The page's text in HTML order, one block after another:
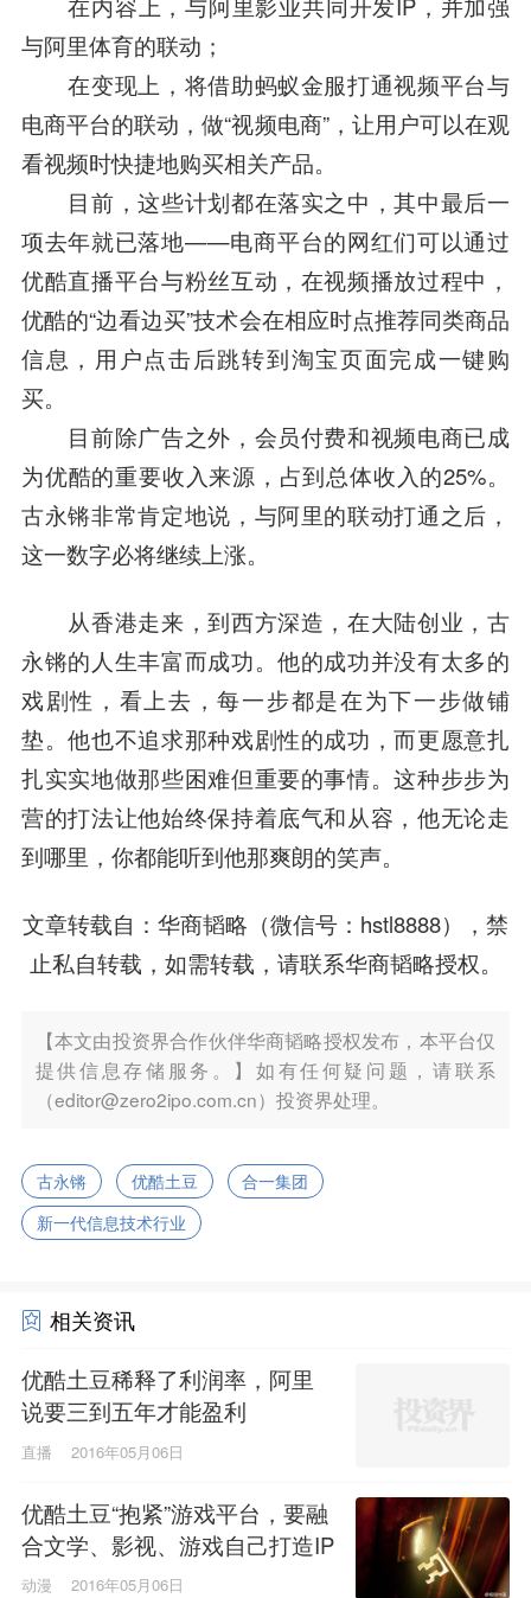
在内容上，与阿里影业共同开发IP，并加强
与阿里体育的联动；
在变现上，将借助蚂蚁金服打通视频平台与
电商平台的联动，做“视频电商”，让用户可以在观
看视频时快捷地购买相关产品。
目前，这些计划都在落实之中，其中最后一
项去年就已落地——电商平台的网红们可以通过
优酷直播平台与粉丝互动，在视频播放过程中，
优酷的“边看边买”技术会在相应时点推荐同类商品
信息，用户点击后跳转到淘宝页面完成一键购
买。
目前除广告之外，会员付费和视频电商已成
为优酷的重要收入来源，占到总体收入的25%。
古永锵非常肯定地说，与阿里的联动打通之后，
这一数字必将继续上涨。
从香港走来，到西方深造，在大陆创业，古
永锵的人生丰富而成功。他的成功并没有太多的
戏剧性，看上去，每一步都是在为下一步做铺
垫。他也不追求那种戏剧性的成功，而更愿意扎
扎实实地做那些困难但重要的事情。这种步步为
营的打法让他始终保持着底气和从容，他无论走
到哪里，你都能听到他那爽朗的笑声。
文章转载自：华商韬略（微信号：hstl8888），禁
止私自转载，如需转载，请联系华商韬略授权。
【本文由投资界合作伙伴华商韬略授权发布，本平台仅
提供信息存储服务。】如有任何疑问题，请联系
（editor@zero2ipo.com.cn）投资界处理。
古永锵 优酷土豆
合一集团
新一代信息技术行业
相关资讯
优酷土豆稀释了利润率，阿里
说要三到五年才能盈利
直播 2016年05月06日
优酷土豆“抱紧”游戏平台，要融
合文学、影视、游戏自己打造IP
动漫 2016年05月06日